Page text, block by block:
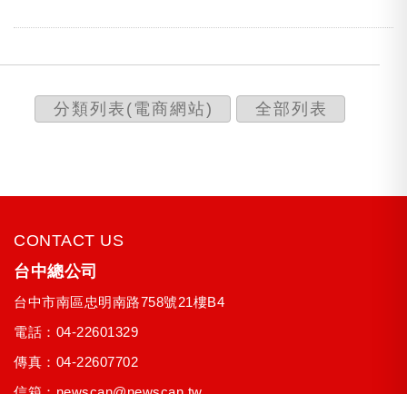
分類列表(電商網站) 全部列表
CONTACT US
台中總公司
台中市南區忠明南路758號21樓B4
電話： 04-22601329
傳真：04-22607702